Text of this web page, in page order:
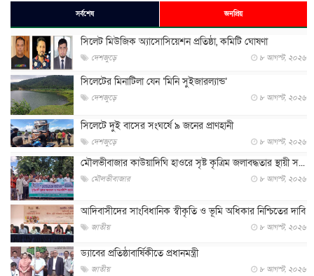
সর্বশেষ জনপ্রিয়
সিলেট মিউজিক অ্যাসোসিয়েশন প্রতিষ্ঠা, কমিটি ঘোষণা
দেশজুড়ে ৮ আগস্ট, ২০২৬
সিলেটের মিনাটিলা যেন ‘মিনি সুইজারল্যান্ড’
দেশজুড়ে ৮ আগস্ট, ২০২৬
সিলেটে দুই বাসের সংঘর্ষে ৯ জনের প্রাণহানী
দেশজুড়ে ৮ আগস্ট, ২০২৬
মৌলভীবাজার কাউয়াদিঘি হাওরে সৃষ্ট কৃত্রিম জলাবদ্ধতার স্থায়ী স...
মৌলভীবাজার ৮ আগস্ট, ২০২৬
আদিবাসীদের সাংবিধানিক স্বীকৃতি ও ভূমি অধিকার নিশ্চিতের দাবি
জাতীয় ৮ আগস্ট, ২০২৬
ড্যাবের প্রতিষ্ঠাবার্ষিকীতে প্রধানমন্ত্রী
জাতীয় ৮ আগস্ট, ২০২৬